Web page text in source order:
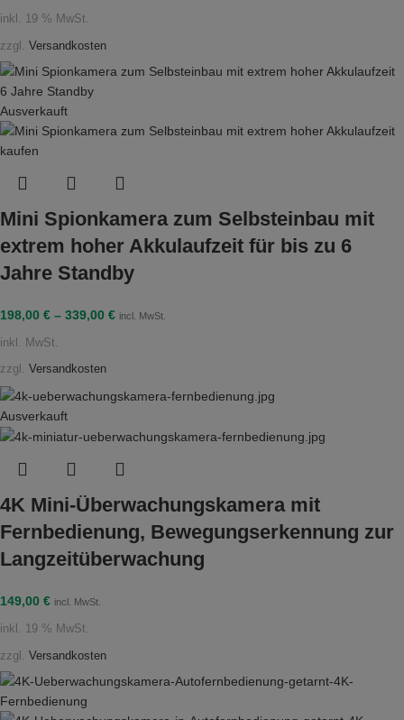
inkl. 19 % MwSt.
zzgl. Versandkosten
Ausverkauft
Mini Spionkamera zum Selbsteinbau mit
extrem hoher Akkulaufzeit für bis zu 6
Jahre Standby
198,00 € – 339,00 € incl. MwSt.
inkl. MwSt.
zzgl. Versandkosten
Ausverkauft
4K Mini-Überwachungskamera mit
Fernbedienung, Bewegungserkennung zur
Langzeitüberwachung
149,00 € incl. MwSt.
inkl. 19 % MwSt.
zzgl. Versandkosten